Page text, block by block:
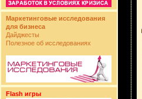
Маркетинговые исследования
для бизнеса
Дайджесты
Полезное об исследованиях
Flash игры